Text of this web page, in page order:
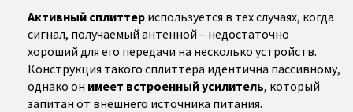
Активный сплиттер используется в тех случаях, когда
сигнал, получаемый антенной – недостаточно
хороший для его передачи на несколько устройств.
Конструкция такого сплиттера идентична пассивному,
однако он имеет встроенный усилитель, который
запитан от внешнего источника питания.